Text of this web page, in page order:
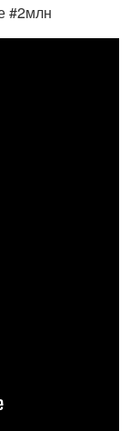
#2млн